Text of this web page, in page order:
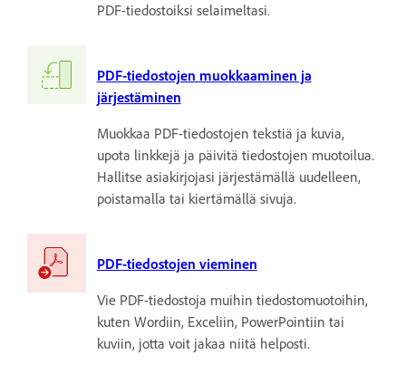
PDF-tiedostoiksi selaimeltasi.
PDF-tiedostojen muokkaaminen ja
järjestäminen
Muokkaa PDF-tiedostojen tekstiä ja kuvia,
upota linkkejä ja päivitä tiedostojen muotoilua.
Hallitse asiakirjojasi järjestämällä uudelleen,
poistamalla tai kiertämällä sivuja.
PDF-tiedostojen vieminen
Vie PDF-tiedostoja muihin tiedostomuotoihin,
kuten Wordiin, Exceliin, PowerPointiin tai
kuviin, jotta voit jakaa niitä helposti.